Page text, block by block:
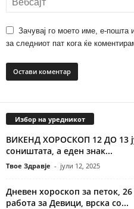
Зачувај го моето име, е-пошта
за следниот пат кога ќе
Избор на уредникот
ВИКЕНД ХОРОСКОП 12 ДО 13
соништата, а еден знак...
Твое Здравје - јули 12, 2025
Дневен хороскоп за петок,
работа за Девици, врска со...